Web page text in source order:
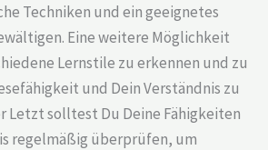
Techniken und ein geeignetes
Eine weitere Möglichkeit
Lernstile zu erkennen und zu
und Dein Verständnis zu
Letzt solltest Du Deine Fähigkeiten
regelmäßig überprüfen, um